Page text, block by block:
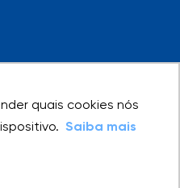
quais cookies nós
Saiba mais
quais cookies nós
Saiba mais